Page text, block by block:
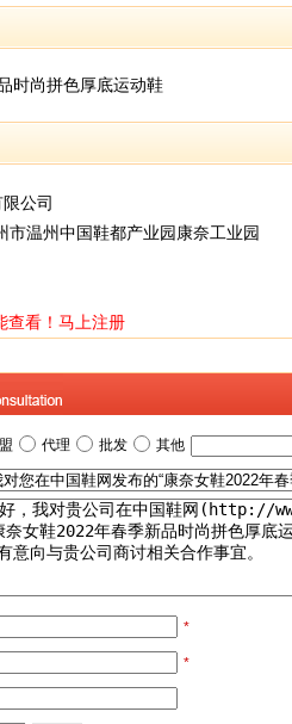
时尚拼色厚底运动鞋
公司
市温州中国鞋都产业园康奈工业园
看！ 马上注册
代理 批发 其他
*
*